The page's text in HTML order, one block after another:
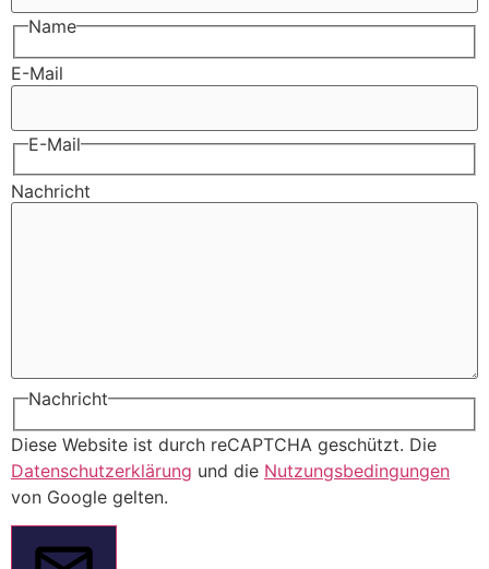
Name
E-Mail
E-Mail
Nachricht
Nachricht
Diese Website ist durch reCAPTCHA geschützt. Die
Datenschutzerklärung und die Nutzungsbedingungen
von Google gelten.